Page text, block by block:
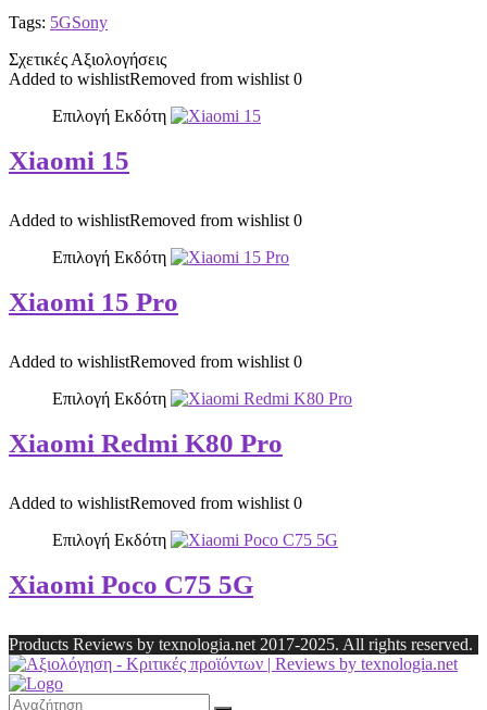
Tags: 5GSony
Σχετικές Αξιολογήσεις
Added to wishlistRemoved from wishlist 0
Επιλογή Εκδότη
Xiaomi 15
Added to wishlistRemoved from wishlist 0
Επιλογή Εκδότη
Xiaomi 15 Pro
Added to wishlistRemoved from wishlist 0
Επιλογή Εκδότη
Xiaomi Redmi K80 Pro
Added to wishlistRemoved from wishlist 0
Επιλογή Εκδότη
Xiaomi Poco C75 5G
Products Reviews by texnologia.net 2017-2025. All rights reserved.